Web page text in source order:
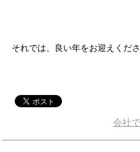
それでは、良い年をお迎えくださ
会社